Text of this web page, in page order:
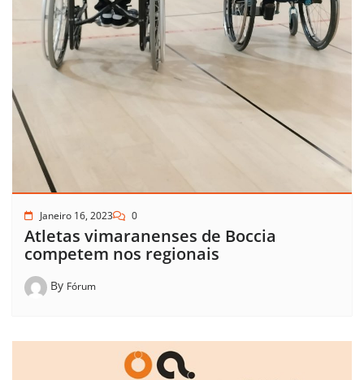
Janeiro 16, 2023 0
Atletas vimaranenses de Boccia
competem nos regionais
By Fórum